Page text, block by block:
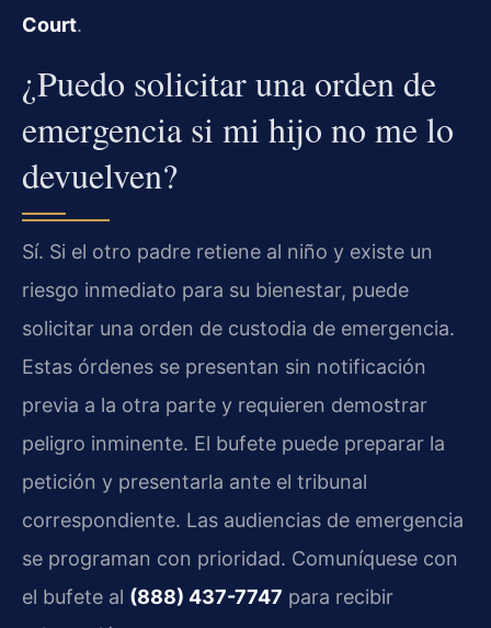
Court.
¿Puedo solicitar una orden de
emergencia si mi hijo no me lo
devuelven?
Sí. Si el otro padre retiene al niño y existe un
riesgo inmediato para su bienestar, puede
solicitar una orden de custodia de emergencia.
Estas órdenes se presentan sin notificación
previa a la otra parte y requieren demostrar
peligro inminente. El bufete puede preparar la
petición y presentarla ante el tribunal
correspondiente. Las audiencias de emergencia
se programan con prioridad. Comuníquese con
el bufete al (888) 437-7747 para recibir